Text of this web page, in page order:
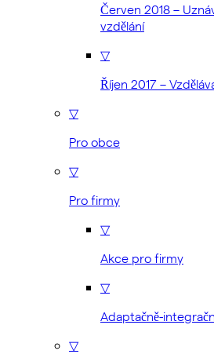
Červen 2018 –
vzdělání
▽
Říjen 2017 –
▽
Pro obce
▽
Pro firmy
▽
Akce pro firmy
▽
Adaptačně-
▽